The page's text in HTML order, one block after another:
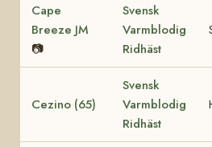
Cape
Breeze JM
📷
Svensk
Varmblodig
Ridhäst
Cezino (65)
Svensk
Varmblodig
Ridhäst